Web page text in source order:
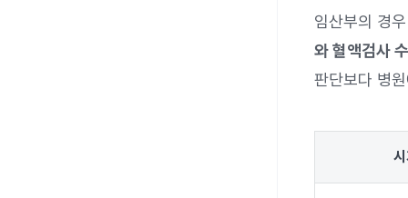
임산부의 경
와 혈액검사
판단보다 병